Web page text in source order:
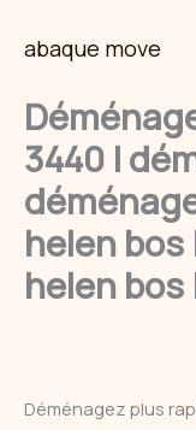
abaque move
3440 |
helen bos
helen bos
Déménagez plus